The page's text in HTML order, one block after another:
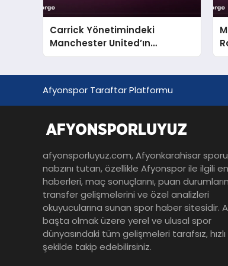
Carrick Yönetimindeki
Manchester United’ın
Rosenborg Sınavı
Afyonspor Taraftar Platformu
afyonsporluyuz.com, Afyonkarahisar
nabzını tutan, özellikle Afyonspor ile ilgili
haberleri, maç sonuçlarını, puan
transfer gelişmelerini ve özel analizleri
okuyucularına sunan spor haber sitesidir.
başta olmak üzere yerel ve ulusal spor
dünyasındaki tüm gelişmeleri tarafsız,
şekilde takip edebilirsiniz.